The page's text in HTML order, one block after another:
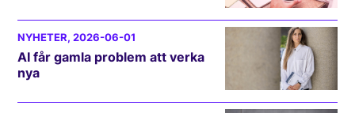
NYHETER, 2026-06-01
AI får gamla problem att verka
nya